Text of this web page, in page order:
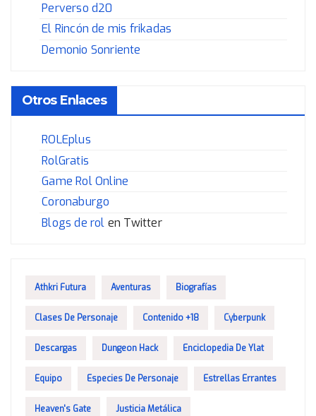
Perverso d20
El Rincón de mis frikadas
Demonio Sonriente
Otros Enlaces
ROLEplus
RolGratis
Game Rol Online
Coronaburgo
Blogs de rol en Twitter
Athkri Futura Aventuras Biografías
Clases De Personaje Contenido +18 Cyberpunk
Descargas Dungeon Hack Enciclopedia De Ylat
Equipo Especies De Personaje Estrellas Errantes
Heaven's Gate Justicia Metálica